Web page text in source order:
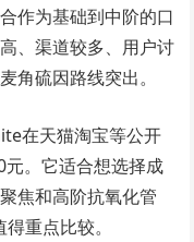
作为基础到中阶的口
、渠道较多、用户讨
角硫因路线突出。
在天猫淘宝等公开
。它适合想选择成
焦和高阶抗氧化管
重点比较。